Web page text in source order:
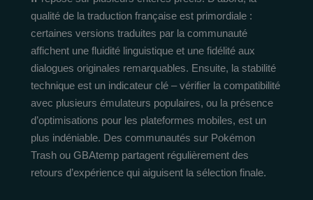
qualité de la traduction française est primordiale :
certaines versions traduites par la communauté
affichent une fluidité linguistique et une fidélité aux
dialogues originales remarquables. Ensuite, la stabilité
technique est un indicateur clé – vérifier la compatibilité
avec plusieurs émulateurs populaires, ou la présence
d’optimisations pour les plateformes mobiles, est un
plus indéniable. Des communautés sur Pokémon
Trash ou GBAtemp partagent régulièrement des
retours d’expérience qui aiguisent la sélection finale.